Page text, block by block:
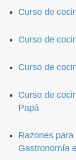
Curso de
Curso de
Curso de
Curso de
Papá
Razones
Gastronomía